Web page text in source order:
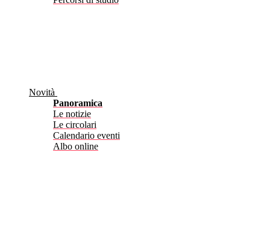
Novità
Panoramica
Le notizie
Le circolari
Calendario eventi
Albo online